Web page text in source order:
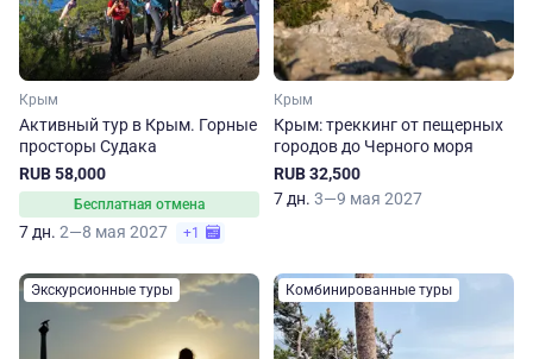
Крым
Активный тур в Крым. Горные
просторы Судака
RUB 58,000
Бесплатная отмена
7 дн. 2—8 мая 2027 +1
Крым
Крым: треккинг от пещерных
городов до Черного моря
RUB 32,500
7 дн. 3—9 мая 2027
Экскурсионные туры Комбинированные туры